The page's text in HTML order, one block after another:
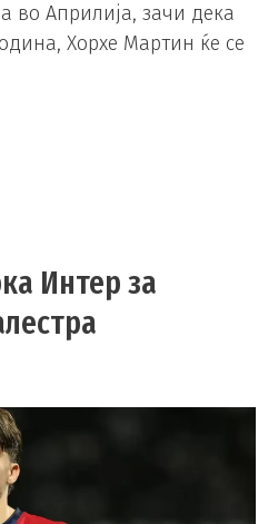
во Априлија, зачи дека
Хорхе Мартин ќе се
Интер за